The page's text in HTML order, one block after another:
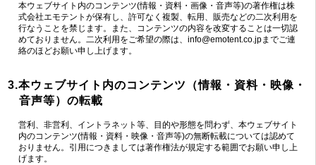
本ウェブサイト内のコンテンツ(情報・資料・画像・音声等)の著作権は株
式会社エモテントが保有し、許可なく複製、転用、販売などの二次利用を
行なうことを禁じます。また、コンテンツの内容を改変することは一切認
めておりません。二次利用をご希望の際は、 info@emotent.co.jpまでご連
絡のほどお願い申し上げます。
3.本ウェブサイト内のコンテンツ（情報・資料・映像・
音声等）の転載
営利、非営利、イントラネット等、目的や形態を問わず、本ウェブサイト
内のコンテンツ(情報・資料・映像・音声等)の無断転載については認めて
おりません。引用につきましては著作権法が規定する範囲でお願い申し上
げます。